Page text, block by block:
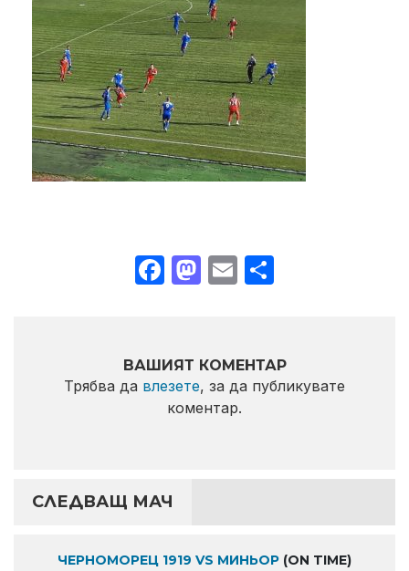
Facebook
Mastodon
Email
ВАШИЯТ КОМЕНТАР
Трябва да влезете, за да публикувате
коментар.
СЛЕДВАЩ МАЧ
ЧЕРНОМОРЕЦ 1919 VS МИНЬОР (ON TIME)